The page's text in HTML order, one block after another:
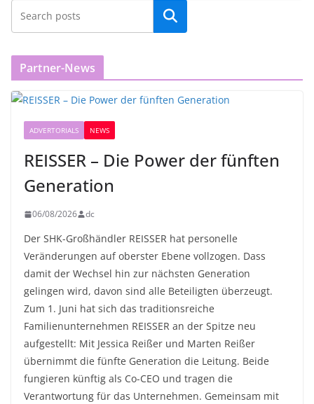
Partner-News
ADVERTORIALS NEWS
REISSER – Die Power der fünften
Generation
06/08/2026 dc
Der SHK-Großhändler REISSER hat personelle
Veränderungen auf oberster Ebene vollzogen. Dass
damit der Wechsel hin zur nächsten Generation
gelingen wird, davon sind alle Beteiligten überzeugt.
Zum 1. Juni hat sich das traditionsreiche
Familienunternehmen REISSER an der Spitze neu
aufgestellt: Mit Jessica Reißer und Marten Reißer
übernimmt die fünfte Generation die Leitung. Beide
fungieren künftig als Co-CEO und tragen die
Verantwortung für das Unternehmen. Gemeinsam mit